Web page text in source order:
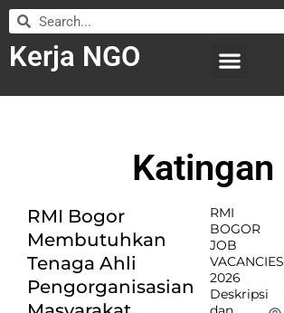
Kerja NGO
Katingan
RMI Bogor
Membutuhkan
Tenaga Ahli
Pengorganisasian
RMI
BOGOR
JOB
VACANCIES
2026
Deskripsi